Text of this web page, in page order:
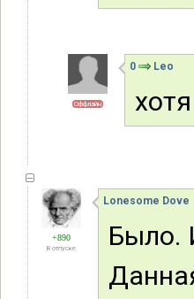
Оффлайн
0 Leo
+890
В отпуске
Lonesome Dove
Было.